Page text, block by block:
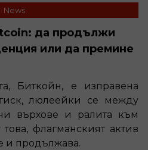
News
да продължи
или да премине
Биткойн, е изправена
люлеейки се между
върхове и ралита към
флагманският актив
и продължава.